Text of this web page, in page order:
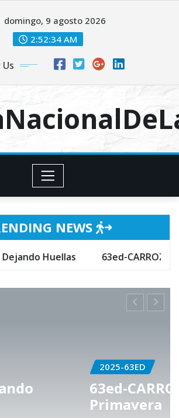
domingo, 9 agosto 2026
2:52:35 AM
NEWS
63ed-CARROZA 3 – Hechizo
3 – Hechizo de